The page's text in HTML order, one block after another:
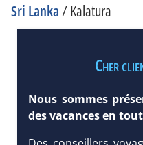
Sri Lanka/Kalatura
Cher
Nous sommes
des vacances en